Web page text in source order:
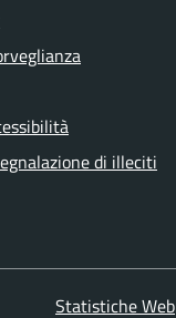
di illeciti
Statistiche Web